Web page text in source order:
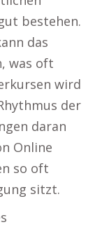
bestehen.
das
was oft
wird
der
daran
Online
so oft
sitzt.